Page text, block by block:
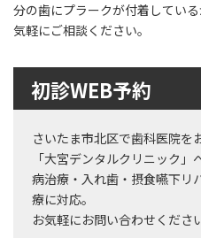
分の歯にプラークが付着してい
気軽にご相談ください。
初診WEB予約
さいたま市北区で歯科医院を
「大宮デンタルクリニック
病治療・入れ歯・摂食嚥下リ
療に対応。
お気軽にお問い合わせくださ